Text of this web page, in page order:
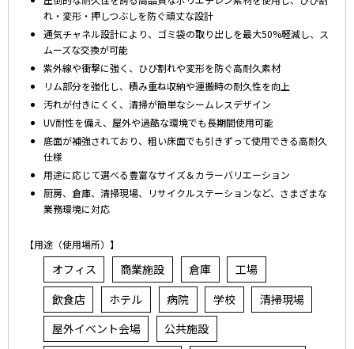
れ・変形・押しつぶしを防ぐ頑丈な設計
通気チャネル設計により、ゴミ袋の取り出しを最大50%軽減し、ス
ムーズな交換が可能
紫外線や衝撃に強く、ひび割れや変形を防ぐ高耐久素材
リム部分を強化し、積み重ね収納や運搬時の耐久性を向上
汚れが付きにくく、清掃が簡単なシームレスデザイン
UV耐性を備え、屋外や過酷な環境でも長期間使用可能
底面が補強されており、粗い床面でも引きずって使用できる高耐久
仕様
用途に応じて選べる豊富なサイズ＆カラーバリエーション
厨房、倉庫、清掃現場、リサイクルステーションなど、さまざまな
業務環境に対応
【用途（使用場所）】
オフィス 商業施設 倉庫
工場
飲食店
ホテル 病院 学校
清掃現場
屋外イベント会場
公共施設